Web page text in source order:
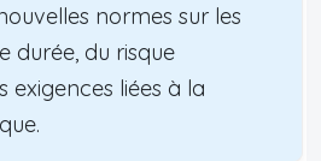
normes sur les
durée, du risque
exigences liées à la